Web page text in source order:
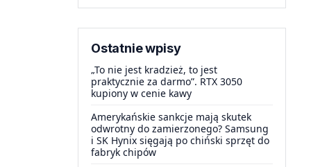
Ostatnie wpisy
„To nie jest kradzież, to jest
praktycznie za darmo”. RTX 3050
kupiony w cenie kawy
Amerykańskie sankcje mają skutek
odwrotny do zamierzonego? Samsung
i SK Hynix sięgają po chiński sprzęt do
fabryk chipów